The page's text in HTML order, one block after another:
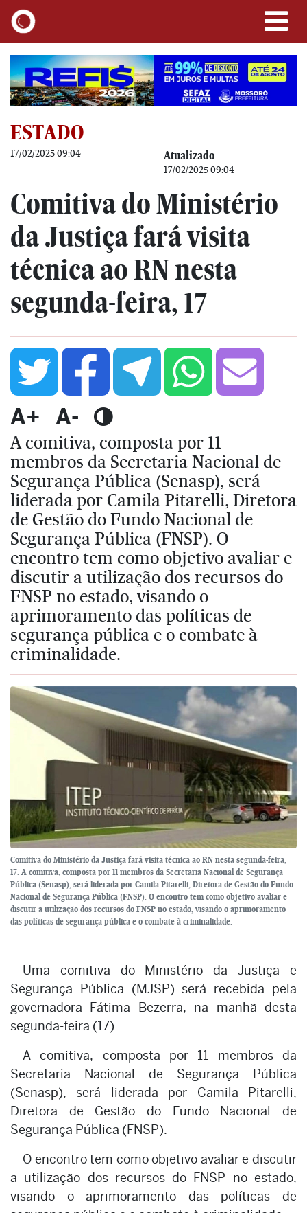
ESTADO
17/02/2025 09:04 Atualizado
17/02/2025 09:04
Comitiva do Ministério
da Justiça fará visita
técnica ao RN nesta
segunda-feira, 17
A+ A-
A comitiva, composta por 11
membros da Secretaria Nacional de
Segurança Pública (Senasp), será
liderada por Camila Pitarelli, Diretora
de Gestão do Fundo Nacional de
Segurança Pública (FNSP). O
encontro tem como objetivo avaliar e
discutir a utilização dos recursos do
FNSP no estado, visando o
aprimoramento das políticas de
segurança pública e o combate à
criminalidade.
Comitiva do Ministério da Justiça fará visita técnica ao RN nesta segunda-feira,
17. A comitiva, composta por 11 membros da Secretaria Nacional de Segurança
Pública (Senasp), será liderada por Camila Pitarelli, Diretora de Gestão do Fundo
Nacional de Segurança Pública (FNSP). O encontro tem como objetivo avaliar e
discutir a utilização dos recursos do FNSP no estado, visando o aprimoramento
das políticas de segurança pública e o combate à criminalidade.
Uma comitiva do Ministério da Justiça e
Segurança Pública (MJSP) será recebida pela
governadora Fátima Bezerra, na manhã desta
segunda-feira (17).
A comitiva, composta por 11 membros da
Secretaria Nacional de Segurança Pública
(Senasp), será liderada por Camila Pitarelli,
Diretora de Gestão do Fundo Nacional de
Segurança Pública (FNSP).
O encontro tem como objetivo avaliar e discutir
a utilização dos recursos do FNSP no estado,
visando o aprimoramento das políticas de